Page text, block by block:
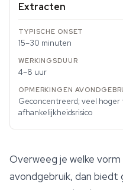
Extracten
15–30 minuten
4–8 uur
Geconcentreerd; veel
afhankelijkheidsrisico
Overweeg je welke
avondgebruik, dan biedt